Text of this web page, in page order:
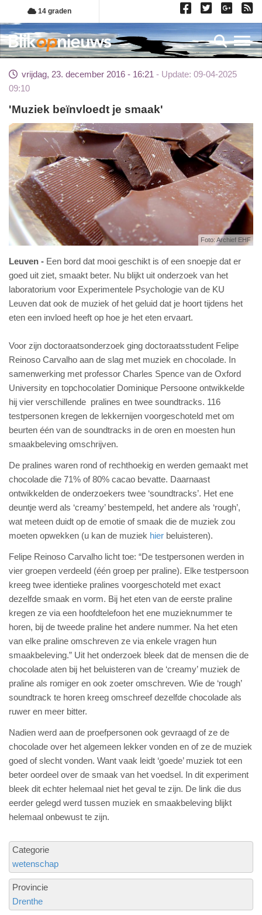
Overslaan
en
naar
de
gaan
14 graden
vrijdag, 23. december 2016 - 16:21
Update: 09-04-2025
09:10
'Muziek beïnvloedt je smaak'
Foto: Archief EHF
Leuven
Een bord dat mooi geschikt is of een snoepje dat er
goed uit ziet, smaakt beter. Nu blijkt uit onderzoek van het
laboratorium voor Experimentele Psychologie van de KU
Leuven dat ook de muziek of het geluid dat je hoort tijdens het
eten een invloed heeft op hoe je het eten ervaart.
Voor zijn doctoraatsonderzoek ging doctoraatsstudent Felipe
Reinoso Carvalho aan de slag met muziek en chocolade. In
samenwerking met professor Charles Spence van de Oxford
University en topchocolatier Dominique Persoone ontwikkelde
hij vier verschillende pralines en twee soundtracks. 116
testpersonen kregen de lekkernijen voorgeschoteld met om
beurten één van de soundtracks in de oren en moesten hun
smaakbeleving omschrijven.
De pralines waren rond of rechthoekig en werden gemaakt met
chocolade die 71% of 80% cacao bevatte. Daarnaast
ontwikkelden de onderzoekers twee ‘soundtracks’. Het ene
deuntje werd als ‘creamy’ bestempeld, het andere als ‘rough’,
wat meteen duidt op de emotie of smaak die de muziek zou
moeten opwekken (u kan de muziek hier beluisteren).
Felipe Reinoso Carvalho licht toe: “De testpersonen werden in
vier groepen verdeeld (één groep per praline). Elke testpersoon
kreeg twee identieke pralines voorgeschoteld met exact
dezelfde smaak en vorm. Bij het eten van de eerste praline
kregen ze via een hoofdtelefoon het ene muzieknummer te
horen, bij de tweede praline het andere nummer. Na het eten
van elke praline omschreven ze via enkele vragen hun
smaakbeleving.” Uit het onderzoek bleek dat de mensen die de
chocolade aten bij het beluisteren van de ‘creamy’ muziek de
praline als romiger en ook zoeter omschreven. Wie de ‘rough’
soundtrack te horen kreeg omschreef dezelfde chocolade als
ruwer en meer bitter.
Nadien werd aan de proefpersonen ook gevraagd of ze de
chocolade over het algemeen lekker vonden en of ze de muziek
goed of slecht vonden. Want vaak leidt ‘goede’ muziek tot een
beter oordeel over de smaak van het voedsel. In dit experiment
bleek dit echter helemaal niet het geval te zijn. De link die dus
eerder gelegd werd tussen muziek en smaakbeleving blijkt
helemaal onbewust te zijn.
Categorie
wetenschap
Provincie
Drenthe